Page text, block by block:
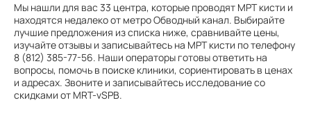
Мы нашли для вас 33 центра, которые проводят МРТ кисти и
находятся недалеко от метро Обводный канал. Выбирайте
лучшие предложения из списка ниже, сравнивайте цены,
изучайте отзывы и записывайтесь на МРТ кисти по телефону
8 (812) 385-77-56. Наши операторы готовы ответить на
вопросы, помочь в поиске клиники, сориентировать в ценах
и адресах. Звоните и записывайтесь исследование со
скидками от MRT-vSPB.